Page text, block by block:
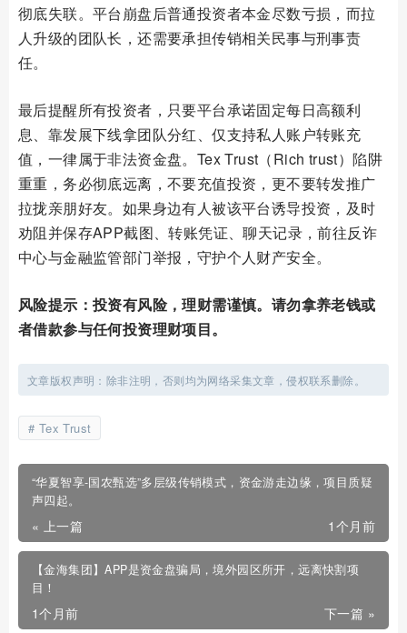
彻底失联。平台崩盘后普通投资者本金尽数亏损，而拉
人升级的团队长，还需要承担传销相关民事与刑事责
任。
最后提醒所有投资者，只要平台承诺固定每日高额利
息、靠发展下线拿团队分红、仅支持私人账户转账充
值，一律属于非法资金盘。Tex Trust（Rich trust）陷阱
重重，务必彻底远离，不要充值投资，更不要转发推广
拉拢亲朋好友。如果身边有人被该平台诱导投资，及时
劝阻并保存APP截图、转账凭证、聊天记录，前往反诈
中心与金融监管部门举报，守护个人财产安全。
风险提示：投资有风险，理财需谨慎。请勿拿养老钱或
者借款参与任何投资理财项目。
文章版权声明：除非注明，否则均为网络采集文章，侵权联系删除。
Tex Trust
“华夏智享-国农甄选”多层级传销模式，资金游走边缘，项目质疑
声四起。
« 上一篇 1个月前
【金海集团】APP是资金盘骗局，境外园区所开，远离快割项
目！
下一篇 »
1个月前